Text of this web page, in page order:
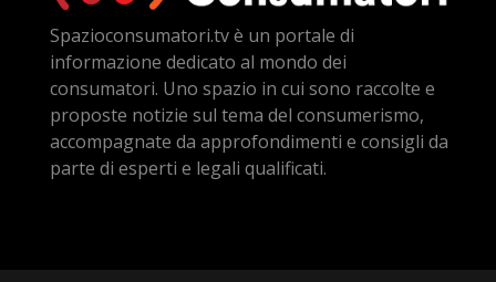
Spazioconsumatori.tv è un portale di
informazione dedicato al mondo dei
consumatori. Uno spazio in cui sono raccolte e
proposte notizie sul tema del consumerismo,
accompagnate da approfondimenti e consigli da
parte di esperti e legali qualificati.